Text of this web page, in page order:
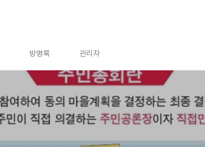
방명록 관리자